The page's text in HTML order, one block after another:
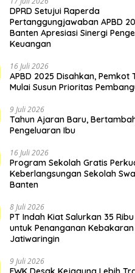
DPRD Setujui Raperda
Pertanggungjawaban APBD
Banten Apresiasi Sinergi
Keuangan
16 Juli 2026
APBD 2025 Disahkan, Pemkot
Mulai Susun Prioritas
9 Juli 2026
Tahun Ajaran Baru,
Pengeluaran Ibu
16 Juli 2026
Program Sekolah Gratis
Keberlangsungan Sekolah
Banten
8 Juli 2026
PT Indah Kiat Salurkan 35
untuk Penanganan Kebakaran
Jatiwaringin
9 Juli 2026